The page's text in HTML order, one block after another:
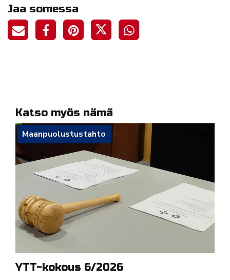
Jaa somessa
Katso myös nämä
Maanpuolustustahto
YTT-kokous 6/2026